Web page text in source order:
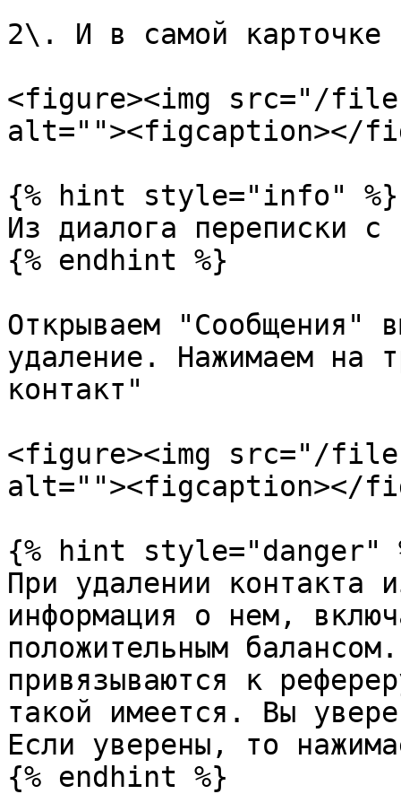
2\. И в самой карточке
<figure><img src="/
alt=""><figcaption></
{% hint style="info" %}
Из диалога переписки с
{% endhint %}
Открываем "Сообщения"
удаление. Нажимаем на
контакт"
<figure><img src="/files/
alt=""><figcaption></
{% hint style="danger"
При удалении контакта
информация о нем,
положительным
привязываются к
такой имеется. Вы
Если уверены, то
{% endhint %}